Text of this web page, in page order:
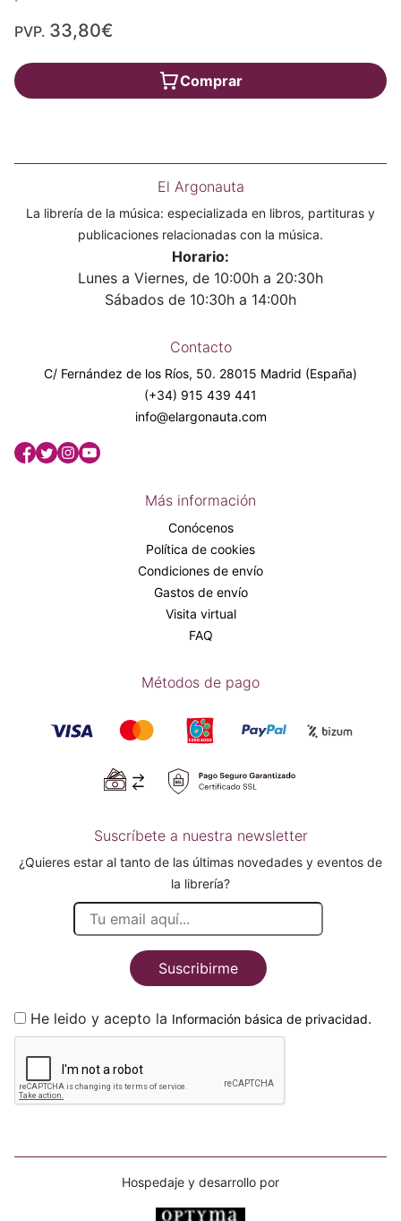
PVP. 33,80€
Comprar
El Argonauta
La librería de la música: especializada en libros, partituras y
publicaciones relacionadas con la música.
Horario:
Lunes a Viernes, de 10:00h a 20:30h
Sábados de 10:30h a 14:00h
Contacto
C/ Fernández de los Ríos, 50. 28015 Madrid (España)
(+34) 915 439 441
info@elargonauta.com
Más información
Conócenos
Política de cookies
Condiciones de envío
Gastos de envío
Visita virtual
FAQ
Métodos de pago
Suscríbete a nuestra newsletter
¿Quieres estar al tanto de las últimas novedades y eventos de
la librería?
Suscribirme
He leido y acepto la Información básica de privacidad.
Hospedaje y desarrollo por